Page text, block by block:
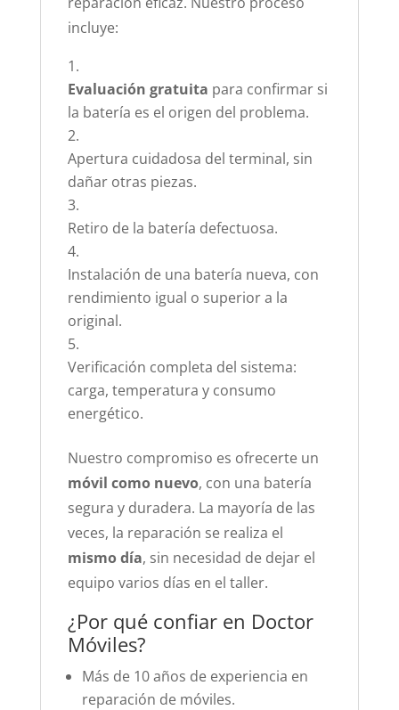
incluye:
Evaluación gratuita para confirmar si
la batería es el origen del problema.
Apertura cuidadosa del terminal, sin
dañar otras piezas.
Retiro de la batería defectuosa.
Instalación de una batería nueva, con
rendimiento igual o superior a la
original.
Verificación completa del sistema:
carga, temperatura y consumo
energético.
Nuestro compromiso es ofrecerte un
móvil como nuevo, con una batería
segura y duradera. La mayoría de las
veces, la reparación se realiza el
mismo día, sin necesidad de dejar el
equipo varios días en el taller.
¿Por qué confiar en Doctor
Móviles?
Más de 10 años de experiencia en
reparación de móviles.